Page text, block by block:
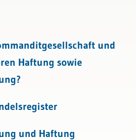
und
Haftung sowie
und Haftung